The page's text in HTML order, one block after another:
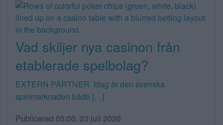
Vad skiljer nya casinon från
etablerade spelbolag?
EXTERN PARTNER. Idag är den svenska
spelmarknaden både […]
Publicerad 05:00, 23 juli 2026